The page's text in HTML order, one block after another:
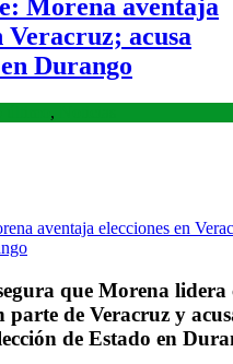
Morena aventaja
Veracruz; acusa
Durango
,
que Morena lidera
parte de Veracruz y
de Estado en